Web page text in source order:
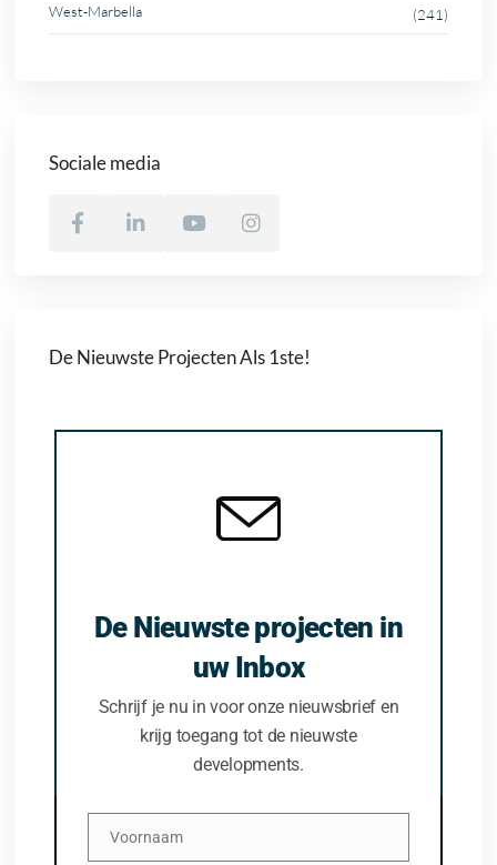
West-Marbella (241)
Sociale media
De Nieuwste Projecten Als 1ste!
De Nieuwste projecten in
uw Inbox
Schrijf je nu in voor onze nieuwsbrief en
krijg toegang tot de nieuwste
developments.
Voornaam
Voornaam